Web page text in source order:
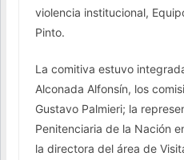
violencia institucional,
Pinto.
La comitiva estuvo
Alconada Alfonsín, los
Gustavo Palmieri; la
Penitenciaria de la Nación
la directora del área de